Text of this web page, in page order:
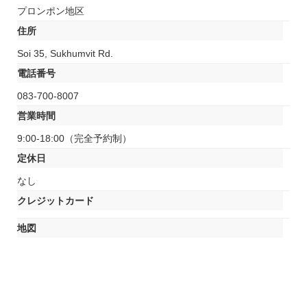
プロンポン地区
住所
Soi 35, Sukhumvit Rd.
電話番号
083-700-8007
営業時間
9:00-18:00（完全予約制）
定休日
なし
クレジットカード
地図